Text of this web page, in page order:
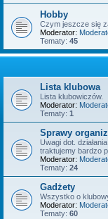
Hobby
Czym jeszcze się
Moderator:
Tematy: 45
Lista klubowa
Lista klubowiczów.
Moderator:
Tematy: 1
Sprawy
Uwagi dot.
traktujemy bardzo
Moderator:
Tematy: 24
Gadżety
Wszystko o
Moderator:
Tematy: 60